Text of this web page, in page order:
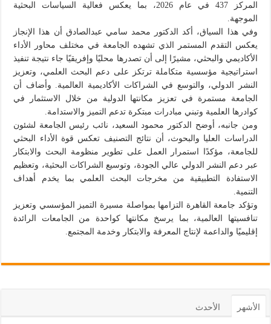
المركز 437 في عام 2026، بما يعكس فعالية السياسات البحثية
الموجهة.
وفي هذا السياق، أكد الدكتور محمد سامي عبدالصادق أن هذا الإنجاز
يعكس التقدم المستمر الذي تشهده الجامعة في مختلف محاور الأداء
الأكاديمي والبحثي، مشيرًا إلى أن تصدرها محليًا وإفريقيًا جاء نتيجة تنفيذ
استراتيجية مؤسسية متكاملة ترتكز على دعم البحث العلمي، وتعزيز
النشر الدولي، والتوسع في الشراكات الأكاديمية العالمية. وأضاف أن
الجامعة مستمرة في تعزيز مكانتها الدولية من خلال الاستثمار في
كوادرها العلمية وتبني مبادرات مبتكرة تدعم التميز والاستدامة.
ومن جانبه، أوضح الدكتور محمود السعيد، نائب رئيس الجامعة لشئون
الدراسات العليا والبحوث، أن نتائج التصنيف تعكس قوة الأداء البحثي
للجامعة، مؤكدًا استمرار العمل على تطوير منظومة البحث والابتكار
عبر دعم النشر الدولي عالي الجودة، وتوسيع الشراكات البحثية، وتعظيم
الاستفادة التطبيقية من مخرجات البحث العلمي بما يخدم أهداف
التنمية.
وتؤكد جامعة القاهرة التزامها بمواصلة مسيرة التميز المؤسسي وتعزيز
تنافسيتها العالمية، بما يرسخ مكانتها كواحدة من الجامعات الرائدة
إقليميًا والداعمة لإنتاج المعرفة والابتكار وخدمة المجتمع.
الأشهر الأحدث